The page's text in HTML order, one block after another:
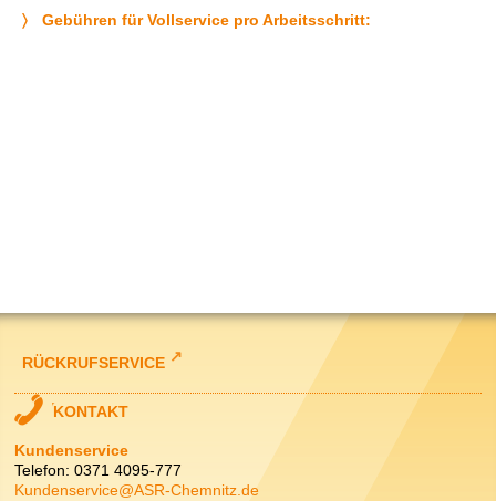
Gebühren für Vollservice pro Arbeitsschritt:
RÜCKRUFSERVICE
KONTAKT
Kundenservice
Telefon: 0371 4095-777
Kundenservice@ASR-Chemnitz.de